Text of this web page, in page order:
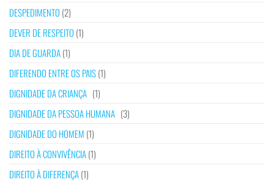
DESPEDIMENTO (2)
DEVER DE RESPEITO (1)
DIA DE GUARDA(1)
DIFERENDO ENTRE OS PAIS(1)
DIGNIDADE DA CRIANÇA (1)
DIGNIDADE DA PESSOA HUMANA (3)
DIGNIDADE DO HOMEM (1)
DIREITO À CONVIVÊNCIA(1)
DIREITO À DIFERENÇA(1)